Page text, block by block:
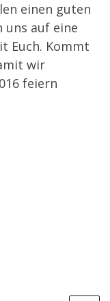
einen guten
uns auf eine
Euch. Kommt
wir
feiern